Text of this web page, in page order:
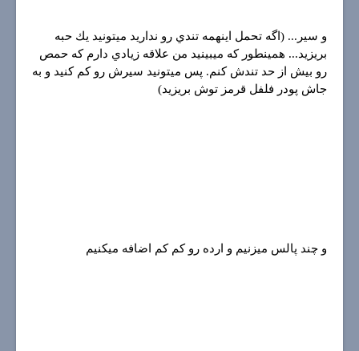
و سير... (اگه تحمل اينهمه تندي رو نداريد ميتونيد يك حبه
بريزيد... همينطور كه ميبينيد من علاقه زيادي دارم كه حمص
رو بيش از حد تندش كنم. پس ميتونيد سيرش رو كم كنيد و به
جاش پودر فلفل قرمز توش بريزيد)
و چند پالس ميزنيم و ارده رو كم كم اضافه ميكنيم